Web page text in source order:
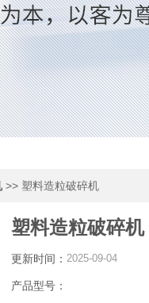
>> 塑料造粒破碎机
塑料造粒破碎机
更新时间： 2025-09-04
产品型号：